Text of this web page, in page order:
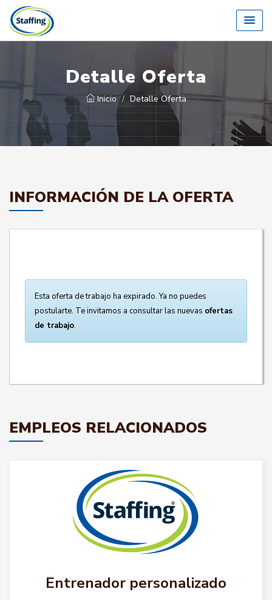
Detalle Oferta
Inicio Detalle Oferta
INFORMACIÓN DE LA OFERTA
Esta oferta de trabajo ha expirado. Ya no puedes
postularte. Te invitamos a consultar las nuevas ofertas
de trabajo.
EMPLEOS RELACIONADOS
Entrenador personalizado